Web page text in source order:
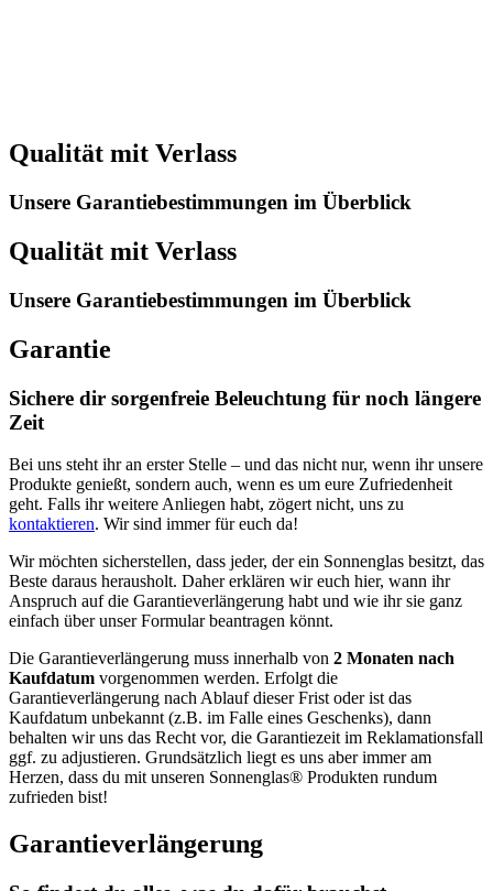
Qualität mit Verlass
Unsere Garantiebestimmungen im Überblick
Qualität mit Verlass
Unsere Garantiebestimmungen im Überblick
Garantie
Sichere dir sorgenfreie Beleuchtung für noch längere
Zeit
Bei uns steht ihr an erster Stelle – und das nicht nur, wenn ihr unsere
Produkte genießt, sondern auch, wenn es um eure Zufriedenheit
geht. Falls ihr weitere Anliegen habt, zögert nicht, uns zu
kontaktieren. Wir sind immer für euch da!
Wir möchten sicherstellen, dass jeder, der ein Sonnenglas besitzt, das
Beste daraus herausholt. Daher erklären wir euch hier, wann ihr
Anspruch auf die Garantieverlängerung habt und wie ihr sie ganz
einfach über unser Formular beantragen könnt.
Die Garantieverlängerung muss innerhalb von 2 Monaten nach
Kaufdatum vorgenommen werden. Erfolgt die
Garantieverlängerung nach Ablauf dieser Frist oder ist das
Kaufdatum unbekannt (z.B. im Falle eines Geschenks), dann
behalten wir uns das Recht vor, die Garantiezeit im Reklamationsfall
ggf. zu adjustieren. Grundsätzlich liegt es uns aber immer am
Herzen, dass du mit unseren Sonnenglas® Produkten rundum
zufrieden bist!
Garantieverlängerung